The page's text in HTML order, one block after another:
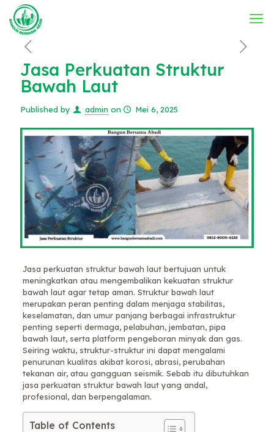
Jasa Perkuatan Struktur
Bawah Laut
Published by admin on Mei 6, 2025
Jasa perkuatan struktur bawah laut bertujuan untuk
meningkatkan atau mengembalikan kekuatan struktur
bawah laut agar tetap aman. Struktur bawah laut
merupakan peran penting dalam menjaga stabilitas,
keselamatan, dan umur panjang berbagai infrastruktur
penting seperti dermaga, pelabuhan, jembatan, pipa
bawah laut, serta platform pengeboran minyak dan gas.
Seiring waktu, struktur-struktur ini dapat mengalami
penurunan kualitas akibat korosi, abrasi, perubahan
tekanan air, atau gangguan seismik. Sebab itu dibutuhkan
jasa perkuatan struktur bawah laut yang andal,
profesional, dan berpengalaman.
Table of Contents